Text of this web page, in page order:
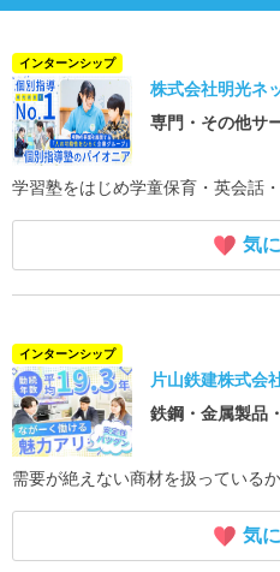
インターンシップ
株式会社明光ネ
専門・その他サ
学習塾をはじめ学童保育・英会話
気
インターンシップ
片山鉄建株式会
鉄鋼・金属製品
需要が絶えない商材を扱っている
気